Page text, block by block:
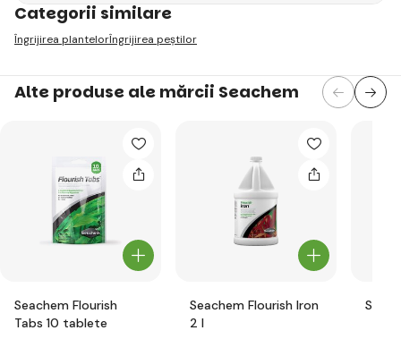
Categorii similare
Îngrijirea plantelorÎngrijirea peștilor
Alte produse ale mărcii Seachem
Seachem Flourish
Tabs 10 tablete
Seachem Flourish Iron
2 l